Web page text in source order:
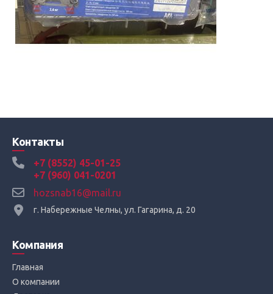
Контакты
+7 (8552) 45-01-25
+7 (960) 041-0201
hozsnab16@mail.ru
г. Набережные Челны, ул. Гагарина, д. 20
Компания
Главная
О компании